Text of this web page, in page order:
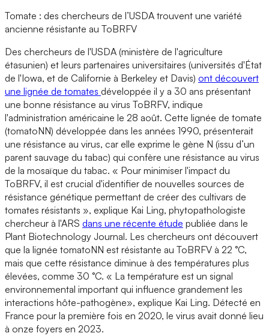
Tomate : des chercheurs de l’USDA trouvent une variété
ancienne résistante au ToBRFV
Des chercheurs de l'USDA (ministère de l'agriculture
étasunien) et leurs partenaires universitaires (universités d'État
de l'Iowa, et de Californie à Berkeley et Davis) ont découvert
une lignée de tomates développée il y a 30 ans présentant
une bonne résistance au virus ToBRFV, indique
l'administration américaine le 28 août. Cette lignée de tomate
(tomatoNN) développée dans les années 1990, présenterait
une résistance au virus, car elle exprime le gène N (issu d’un
parent sauvage du tabac) qui confère une résistance au virus
de la mosaïque du tabac. « Pour minimiser l'impact du
ToBRFV, il est crucial d'identifier de nouvelles sources de
résistance génétique permettant de créer des cultivars de
tomates résistants », explique Kai Ling, phytopathologiste
chercheur à l'ARS dans une récente étude publiée dans le
Plant Biotechnology Journal. Les chercheurs ont découvert
que la lignée tomatoNN est résistante au ToBRFV à 22 °C,
mais que cette résistance diminue à des températures plus
élevées, comme 30 °C. « La température est un signal
environnemental important qui influence grandement les
interactions hôte-pathogène», explique Kai Ling. Détecté en
France pour la première fois en 2020, le virus avait donné lieu
à onze foyers en 2023.